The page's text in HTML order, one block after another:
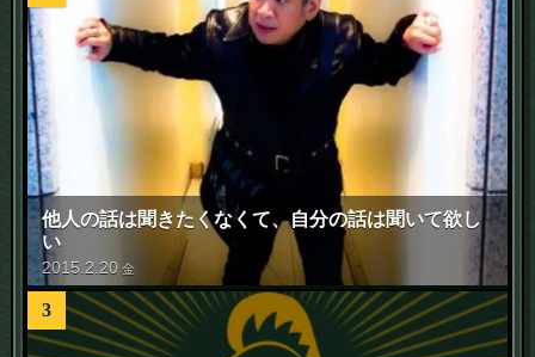
他人の話は聞きたくなくて、自分の話は聞いて欲し
い
2015 2 20 金
3